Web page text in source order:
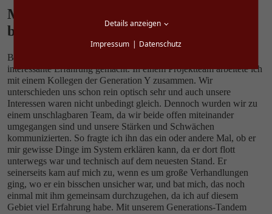
Mit dem Generations-Tandem zu
besseren Ergebnissen
Bei einem Kunden habe ich bezüglich Generationen eine
interessante Erfahrung gemacht. In einem Projektteam arbeitete ich
mit einem Kollegen der Generation Y zusammen. Wir
unterschieden uns schon rein optisch sehr und auch unsere
Interessen waren nicht unbedingt gleich. Dennoch wurden wir zu
einem unschlagbaren Team, da wir beide offen miteinander
umgegangen sind und unsere Stärken und Schwächen
kommunizierten. So fragte ich ihn das ein oder andere Mal, ob er
mir gewisse Dinge im System erklären kann, da er dort flott
unterwegs war und technisch auf dem neuesten Stand. Er
seinerseits kam auf mich zu, wenn es um große Verhandlungen
ging, wo er ein bisschen unsicher war, und bat mich, das noch
einmal mit ihm gemeinsam durchzugehen, da ich auf diesem
Gebiet viel Erfahrung habe. Mit unserem Generations-Tandem
Details anzeigen
Impressum
Datenschutz